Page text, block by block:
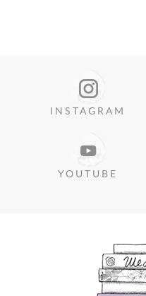
INSTAGRAM
YOUTUBE